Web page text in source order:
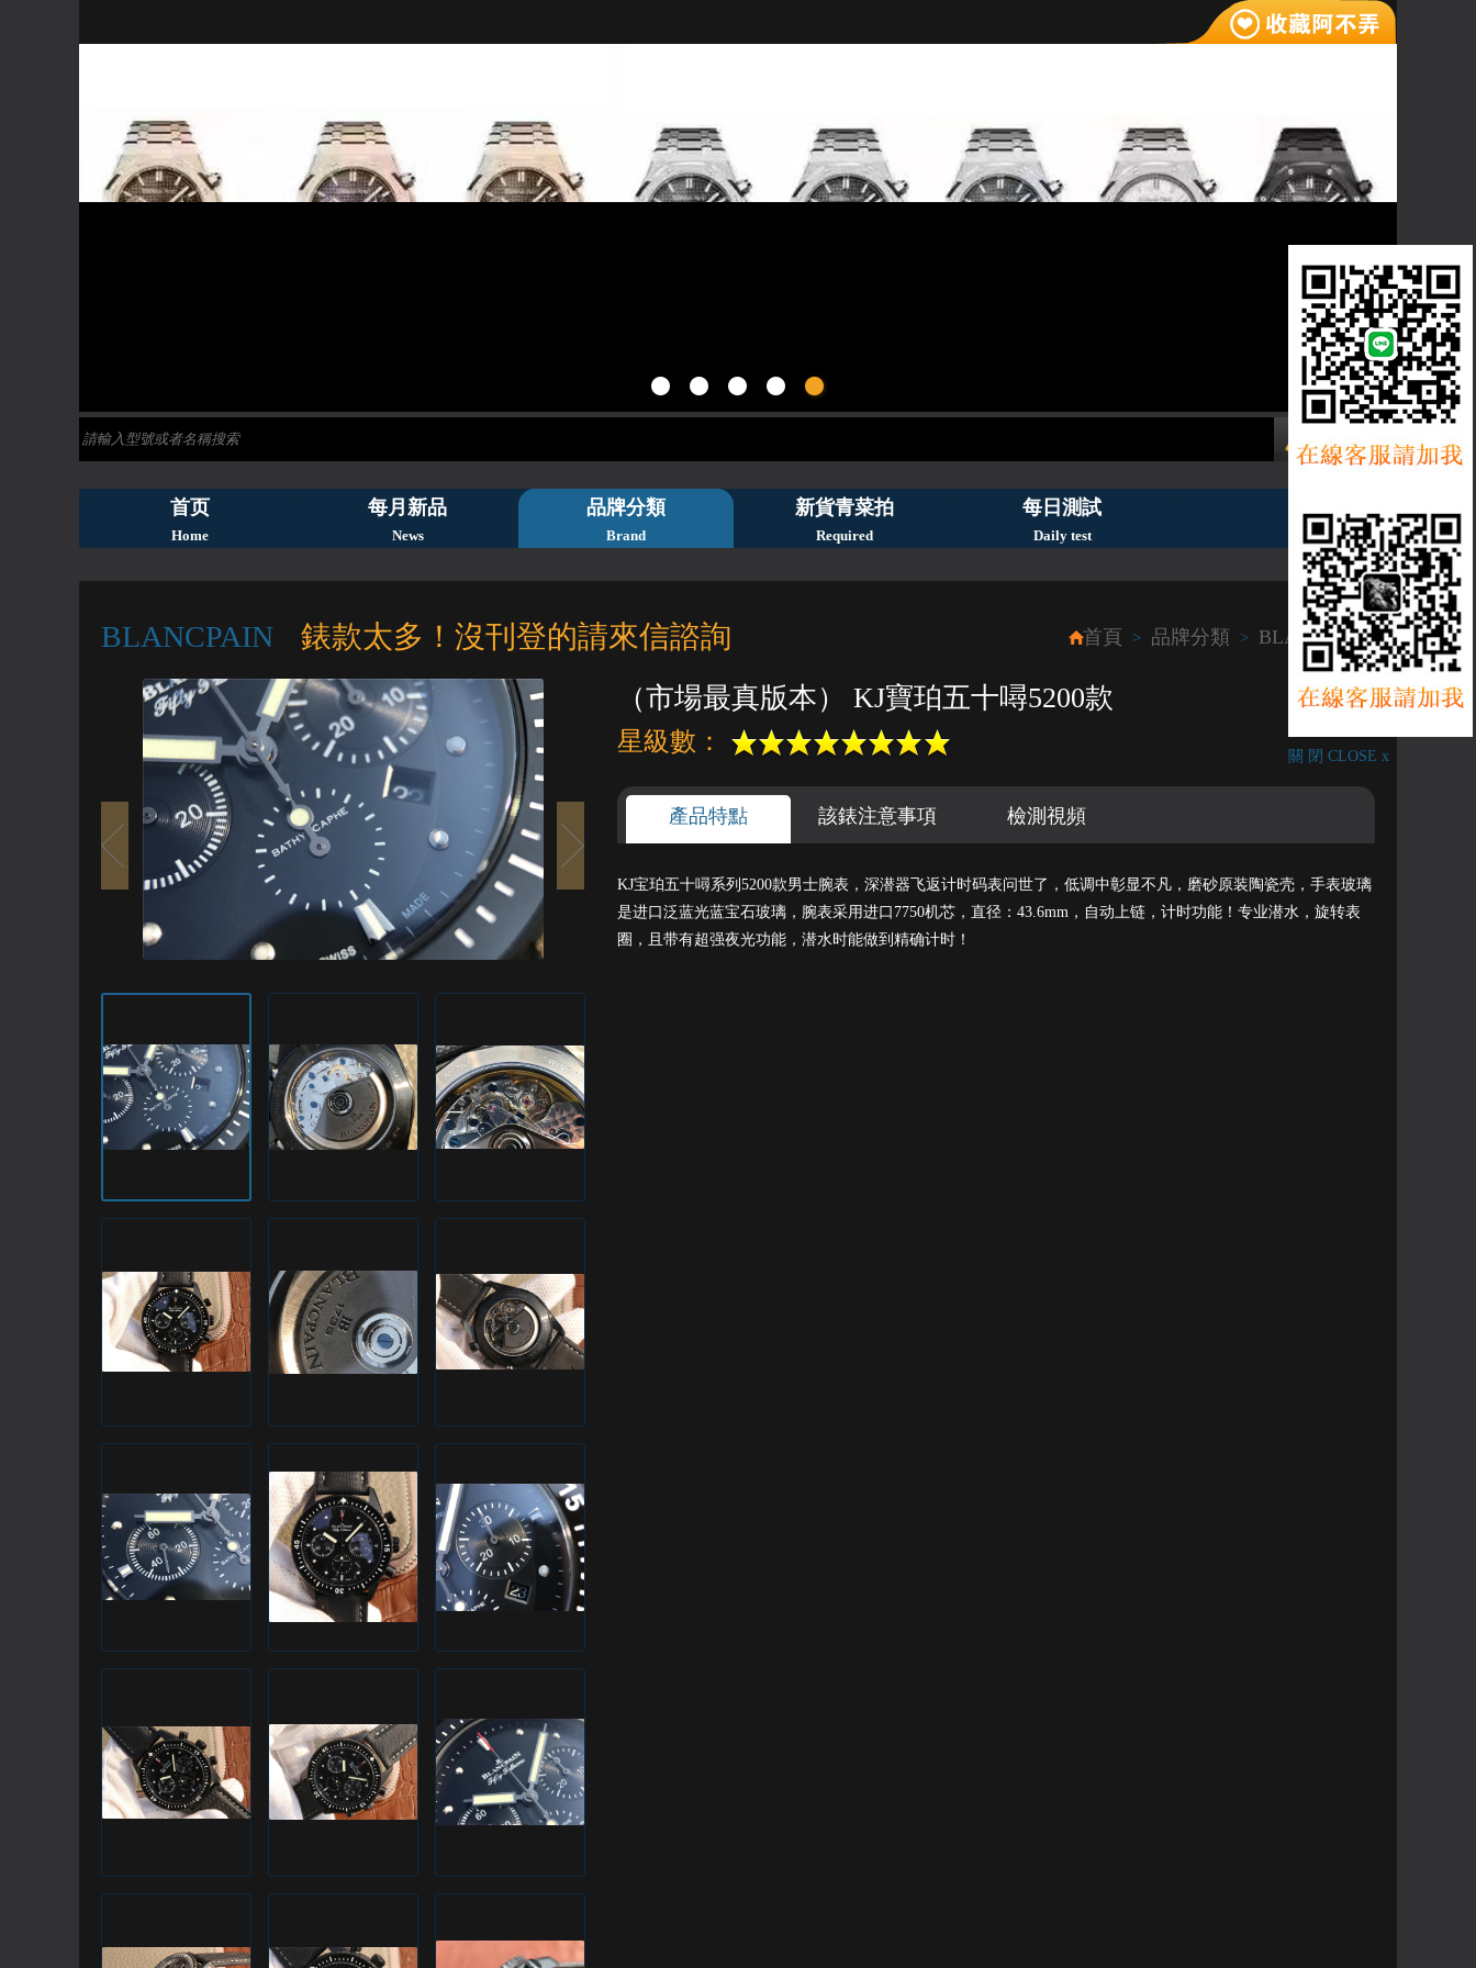
1 2 3 4 5
首页
Home
每月新品
News
品牌分類
Brand
新貨青菜拍
Required
每日測試
Daily test
首頁 > 品牌分類 > BLANCPAIN
BLANCPAIN 錶款太多！沒刊登的請來信諮詢
（市場最真版本） KJ寶珀五十噚5200款
星級數：
產品特點 該錶注意事項 檢測視頻
KJ宝珀五十噚系列5200款男士腕表，深潜器飞返计时码表问世了，低调中彰显不凡，磨砂原装陶瓷壳，手表玻璃
是进口泛蓝光蓝宝石玻璃，腕表采用进口7750机芯，直径：43.6mm，自动上链，计时功能！专业潜水，旋转表
圈，且带有超强夜光功能，潜水时能做到精确计时！
關 閉 CLOSE x